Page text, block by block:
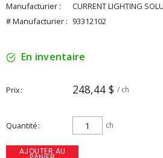
Manufacturier :
CURRENT LIGHTING
# Manufacturier : 93312102
En inventaire
Prix 248,44 $ / ch
Quantité ch
AJOUTER AU